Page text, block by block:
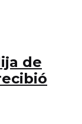
de